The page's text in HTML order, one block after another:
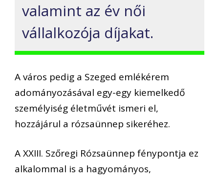
valamint az év női
vállalkozója díjakat.
A város pedig a Szeged emlékérem
adományozásával egy-egy kiemelkedő
személyiség életművét ismeri el,
hozzájárul a rózsaünnep sikeréhez.
A XXIII. Szőregi Rózsaünnep fénypontja ez
alkalommal is a hagyományos,